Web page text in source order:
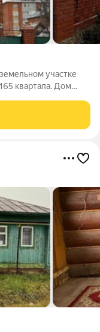
участке
квартала. Дом
кухня и